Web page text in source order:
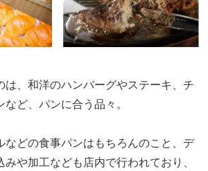
は、和洋のハンバーグやステーキ、チ
ど、パンに合う品々。
などの食事パンはもちろんのこと、デ
や加工なども店内で行われており、